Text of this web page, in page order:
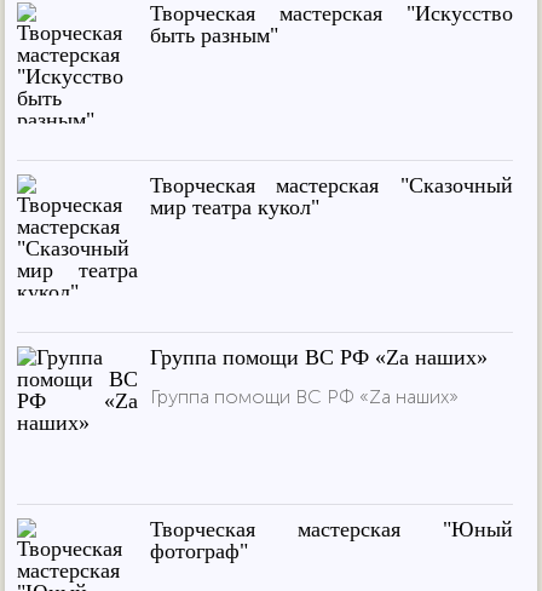
Творческая мастерская "Искусство
быть разным"
Творческая мастерская "Сказочный
мир театра кукол"
Группа помощи ВС РФ «Za наших»
Группа помощи ВС РФ «Za наших»
Творческая мастерская "Юный
фотограф"